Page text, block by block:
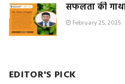
सफलता की
February 25, 2025
EDITOR'S PICK